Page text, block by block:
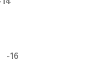
14-
16-